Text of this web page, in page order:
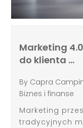
Marketing
do klienta …
By Capra
Biznes i finanse
Marketing
tradycyjnych